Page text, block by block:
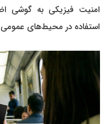
امنیت فیزیکی به گوشی
استفاده در محیط‌های عمومی